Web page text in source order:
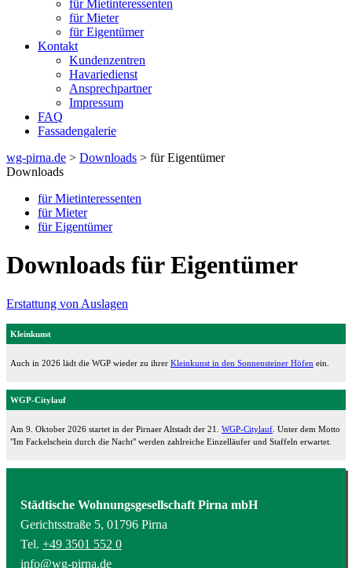
für Mietinteressenten
für Mieter
für Eigentümer
Kontakt
Kundenzentren
Havariedienst
Ansprechpartner
Impressum
FAQ
Fassadengalerie
wg-pirna.de > Downloads > für Eigentümer
Downloads
für Mietinteressenten
für Mieter
für Eigentümer
Downloads für Eigentümer
Erstattung von Auslagen
Kleinkunst
Auch in 2026 lädt die WGP wieder zu ihrer Kleinkunst in den Sonnensteiner Höfen ein.
WGP-Citylauf
Am 9. Oktober 2026 startet in der Pirnaer Altstadt der 21. WGP-Citylauf . Unter dem Motto
"Im Fackelschein durch die Nacht" werden zahlreiche Einzelläufer und Staffeln erwartet.
Städtische Wohnungsgesellschaft Pirna mbH
Gerichtsstraße 5, 01796 Pirna
Tel. +49 3501 552 0
info@wg-pirna.de